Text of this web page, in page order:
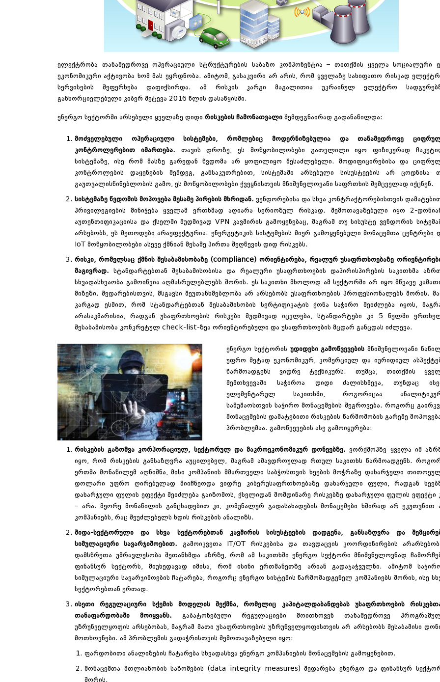
ელექტრობა თანამედროვე ოპერაციული სტრუქტურების საბაზო კომპონენტია – თითქმის ყველა სოციალური
ეკონომიკური აქტივობა ხომ მას ეყრდნობა. ამიტომ, გასაკვირი არ არის, რომ ყველაზე სახიფათო რისკად
სერვისების შეფერხება დაფიქსირდა. ამ რისკის კარგი მაგალითიაუკრაინულ ელექტრო
განხორციელებული კიბერ შეტევა 2016 წლის დასაწყისში.
ენერგო სექტორში არსებული ყველაზე დიდი რისკების ჩამონათვალი შემდეგნაირად გადანაწილდა:
მოძველებული ოპერაციული სისტემები, რომლებიც მოდერნიზებულია და თანამედროვე
კონტროლერებით იმართება. თავის დროზე, ეს მოწყობილობები გათვლილი იყო ფიზიკურად
სისტემაზე, ისე რომ მასზე გარედან წვდომა არ ყოფილიყო შესაძლებელი. მოდიფიცირებისა და
კონტროლების დაყენების შემდეგ, განსაკუთრებით, სისტემაში არსებული სისუსტეების არ ცოდნისა
გაუთვალისწინებლობის გამო, ეს მოწყობილობები ქვეყნისთვის მნიშვნელოვანი საფრთხის შემცველად იქცნენ.
სისტემაზე წვდომის მოპოვება მესამე პირების მხრიდან. ვენდორებისა და სხვა კონტრაქტორებისთვის
პრივილეგიების მინიჭება ყველამ ერთხმად აღიარა სერიოზულ რისკად. შემოთავაზებული იყო 2-
აუთენთიფიკაციისა და ქსელში მუდმივად VPN კავშირის გამოყენებაც, მაგრამ თუ სისუსტე ვენდორის
არსებობს, ეს მეთოდები არაეფექტურია. ენერგეტიკის სისტემების მიერ გამოყენებული მონაცემთა ცენტრები
IoT მოწყობილობები ასევე ქმნიან მესამე პირთა შეღწევის დიდ რისკებს.
რისკი, რომელსაც ქმნის შესაბამისობაზე (compliance) ორიენტირება, რეალურ უსაფრთხოებაზე
მაგივრად.სტანდარტებთან შესაბამისობისა და რეალური უსაფრთხოების დაპირისპირების საკითხმა
სხვადასხვაობა გამოიწვია აღმასრულებლებს შორის. ეს საკითხი მხოლოდ ამ სექტორში არ იყო მწვავე
მიზეზი. შედარებისთვის, მსგავსი შეუთანხმებლობა არ არსებობს უსაფრთხოების პროფესიონალებს შორის.
კარგად ესმით, რომ სტანდარტებთან შესაბამისობის სერტიფიკატის ქონა საჭირო შეიძლება იყოს,
არასაკმარისია, რადგან უსაფრთხოების რისკები მუდმივად იცვლება, სტანდარტები კი 5 წელში
შესაბამისობა კონკრეტულ check-list-ზეა ორიენტირებული და უსაფრთხოების მცდარ განცდას იძლევა.
ენერგო სექტორის უდიდესი გამოწვევების მნიშვნელოვანი
უფრო მეტად ეკონომიკურ, კომერციულ და იურიდიულ
წარმოადგენს ვიდრე ტექნიკურს. თუმცა, თითქმის
შემთხვევაში საჭიროა დიდი ძალისხმევა, თუნდაც
ელემენტარულ საკითხში, როგორიცაა
სამუშაოსთვის საჭირო მონაცემების შეგროვება. როგორც
მონაცემების დამატებითი რისკების წარმოშობის გარეშე
პრობლემაა. გამოწვევების ასე გამოიყურება:
რისკების გაზომვა კორპორაციულ, სექტორულ და მაკროეკონომიკურ დონეებზე.ვორქშოპზე ყველა იმ
იყო, რომ რისკების განსაზღვრა აუცილებელ, მაგრამ ამავდროულად რთულ საკითხს წარმოადგენს.
ერთმა მონაწილემ აღნიშნა, მისი კომპანიის მმართველი საბჭოსთვის ხეების მოჭრაზე დახარჯული
დოლარი უფრო ღირებულად მიიჩნეოდა ვიდრე კიბერუსაფრთხოებაზე დახარჯული ფული, რადგან
დახარჯული ფულის ეფექტი შეიძლება გაიზომოს, ქსელიდან მომდინარე რისკებზე დახარჯული ფულის ეფექტი
– არა. მეორე მონაწილის განცხადებით კი, კომუნალურ გადასახადების მონაცემები ხშირად არ ეკუთვნით
კომპანიებს, რაც შეუძლებელს ხდის რისკების ანალიზს.
შიდა-სექტორული და სხვა სექტორებთან კავშირის სისუსტეების დადგენა, განსაზღვრა და
სიმულაციური სავარჯიშოებით. გამოიკვეთა IT/OT რისკებისა და თავდაცვის კოორდინირების
დამსწრეთა უმრავლესობა შეთანხმდა აზრზე, რომ ამ საკითხში ენერგო სექტორი მნიშვნელოვნად
ფინანსურ სექტორს, მიუხედავად იმისა, რომ ისინი ერთმანეთზე არიან გადაჯაჭვულნი. ამიტომ
სიმულაციური სავარჯიშოების ჩატარება, როგორც ენერგო სისტემის წარმომადგენელ კომპანიებს შორის, ისე
სექტორებთან ერთად.
ისეთი რეგულაციური სქემის მოდელის შექმნა, რომელიც კაპიტალდაბანდებას უსაფრთხოების
თანაფარდობაში მოიყვანს. გაბატონებული რეგულაციები მოითხოვენ თანამედროვე
უზრუნველყოფის არსებობას, მაგრამ მათი უსაფრთხოების უზრუნველყოფისთვის არ არსებობს შესაბამისი
მოთხოვნები. ამ პრობლემის გადაჭრისთვის შემოთავაზებული იყო:
ფარდობითი ანალიზების ჩატარება სხვადასხვა ენერგო კომპანიების მონაცემების გამოყენებით.
მონაცემთა მთლიანობის საზომების (data integrity measures) შედარება ენერგო და ფინანსურ
შორის.